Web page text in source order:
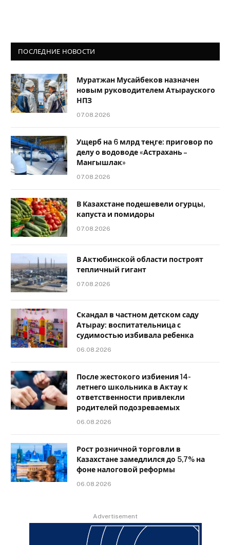
ПОСЛЕДНИЕ НОВОСТИ
Муратжан Мусайбеков назначен
новым руководителем Атырауского
НПЗ
07.08.2026
Ущерб на 6 млрд теңге: приговор по
делу о водоводе «Астрахань –
Мангышлак»
07.08.2026
В Казахстане подешевели огурцы,
капуста и помидоры
07.08.2026
В Актюбинской области построят
тепличный гигант
07.08.2026
Скандал в частном детском саду
Атырау: воспитательница с
судимостью избивала ребенка
06.08.2026
После жестокого избиения 14-
летнего школьника в Актау к
ответственности привлекли
родителей подозреваемых
06.08.2026
Рост розничной торговли в
Казахстане замедлился до 5,7% на
фоне налоговой реформы
06.08.2026
Advertisement